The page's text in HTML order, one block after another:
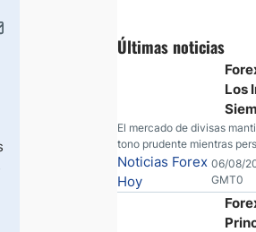
Últimas noticias
Los
el
El mercado de divisas
tono prudente mientras
dudas sobre Oriente
sigue bajo presión, el oro
fortaleza y los operadores
nuevas referencias
Noticias Forex
Hoy
06/08/
GMT0